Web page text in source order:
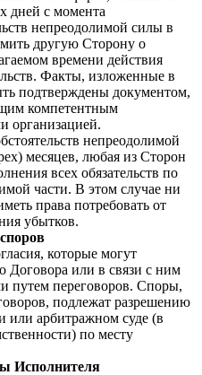
дней с момента
непреодолимой силы в
другую Сторону о
времени действия
Факты, изложенные в
подтверждены документом,
компетентным
организацией.
непреодолимой
месяцев, любая из Сторон
всех обязательств по
части. В этом случае ни
права потребовать от
убытков.
которые могут
Договора или в связи с ним
путем переговоров. Споры,
подлежат разрешению
или арбитражном суде (в
по месту
Исполнителя